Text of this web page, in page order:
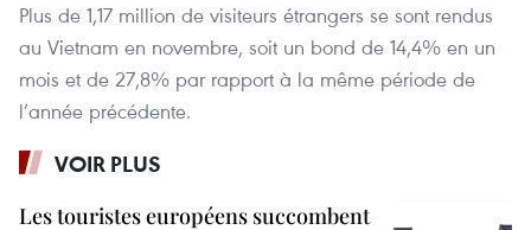
Plus de 1,17 million de visiteurs étrangers se sont rendus
au Vietnam en novembre, soit un bond de 14,4% en un
mois et de 27,8% par rapport à la même période de
l’année précédente.
VOIR PLUS
Les touristes européens succombent